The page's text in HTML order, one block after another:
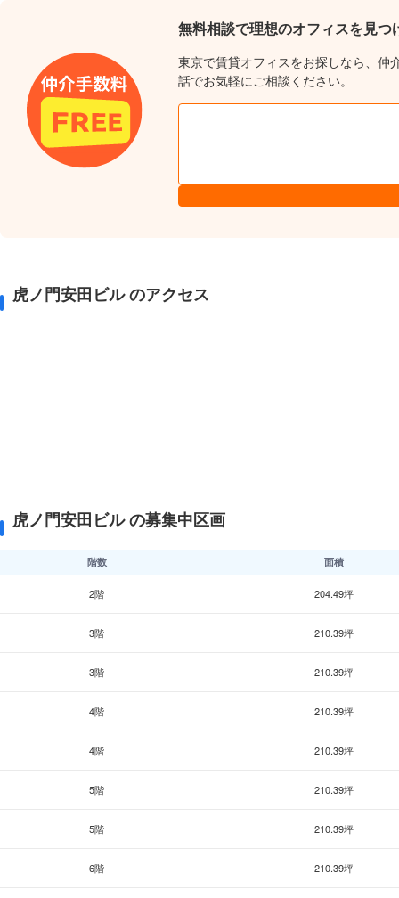
無料相談で理想のオフィスを見つ
東京で賃貸オフィスをお探しなら、仲
話でお気軽にご相談ください。
虎ノ門安田ビル のアクセス
虎ノ門安田ビル の募集中区画
階数 面積
2階 204.49坪
3階 210.39坪
3階 210.39坪
4階 210.39坪
4階 210.39坪
5階 210.39坪
5階 210.39坪
6階 210.39坪